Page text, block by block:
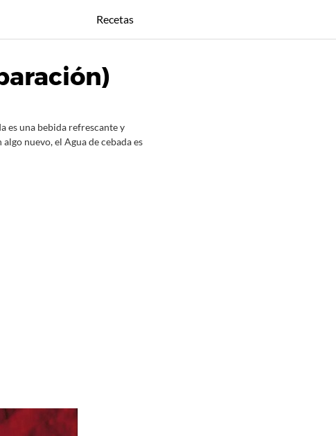
Recetas
es una bebida refrescante y
nuevo, el Agua de cebada es